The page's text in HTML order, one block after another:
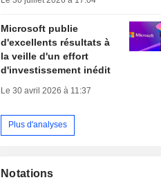
Microsoft publie
d'excellents résultats à
la veille d'un effort
d'investissement inédit
Le 30 avril 2026 à 11:37
Plus d'analyses
Notations